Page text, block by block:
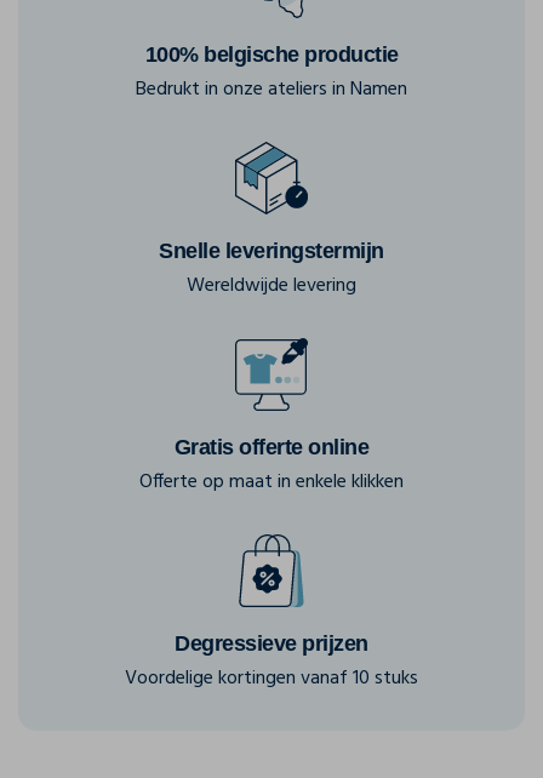
100% belgische productie
Bedrukt in onze ateliers in Namen
Snelle leveringstermijn
Wereldwijde levering
Gratis offerte online
Offerte op maat in enkele klikken
Degressieve prijzen
Voordelige kortingen vanaf 10 stuks